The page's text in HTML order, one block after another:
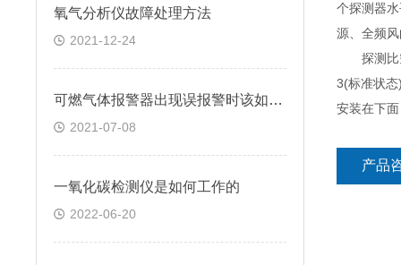
氧气分析仪故障处理方法
2021-12-24
可燃气体报警器出现误报警时该如何处理？
2021-07-08
一氧化碳检测仪是如何工作的
2022-06-20
个探测器
源、全频
探测比空
3(标准状
安装在下面
产品